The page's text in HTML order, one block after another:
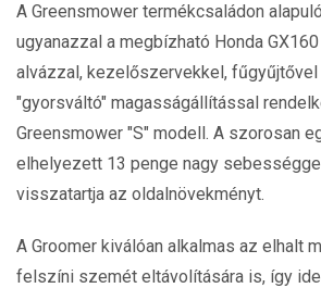
A Greensmower termékcsaládon
ugyanazzal a megbízható Honda
alvázzal, kezelőszervekkel,
"gyorsváltó" magasságállítással
Greensmower "S" modell. A szorosan
elhelyezett 13 penge nagy
visszatartja az oldalnövekményt.
A Groomer kiválóan alkalmas az elhalt
felszíni szemét eltávolítására is, így